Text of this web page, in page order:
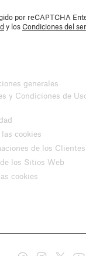
por reCAPTCHA
y losCondiciones del
generales
y Condiciones de
cookies
de los Clientes
los Sitios Web
cookies